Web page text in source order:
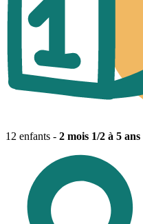
12 enfants - 2 mois 1/2 à 5 ans